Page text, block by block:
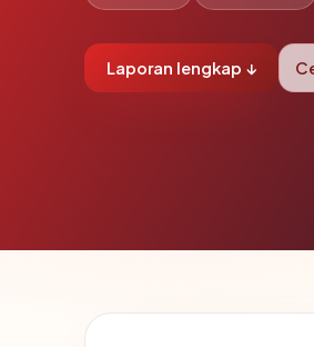
Laporan lengkap ↓